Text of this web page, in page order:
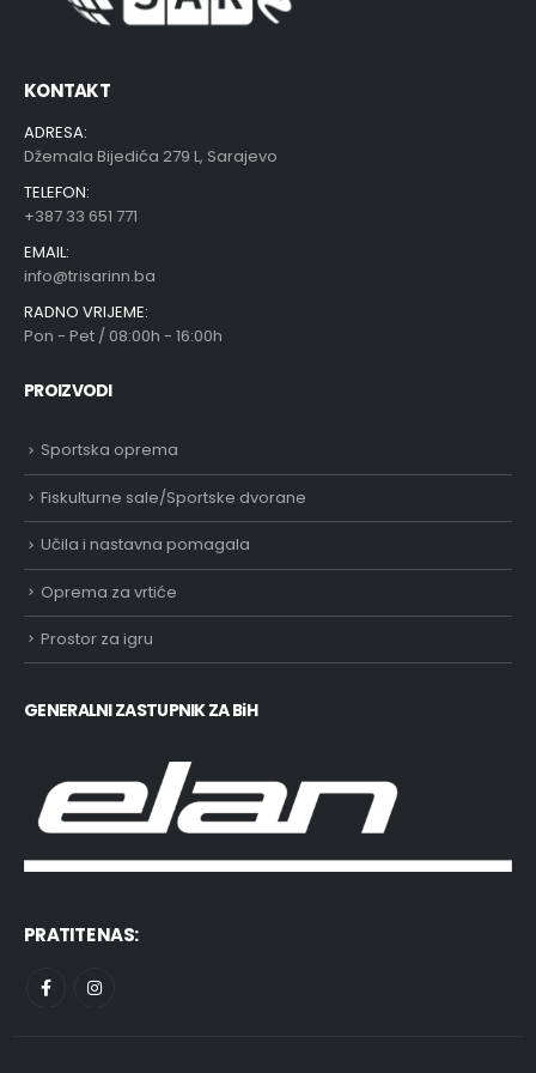
KONTAKT
ADRESA:
Džemala Bijedića 279 L, Sarajevo
TELEFON:
+387 33 651 771
EMAIL:
info@trisarinn.ba
RADNO VRIJEME:
Pon - Pet / 08:00h - 16:00h
PROIZVODI
Sportska oprema
Fiskulturne sale/Sportske dvorane
Učila i nastavna pomagala
Oprema za vrtiće
Prostor za igru
GENERALNI ZASTUPNIK ZA BiH
PRATITE NAS: